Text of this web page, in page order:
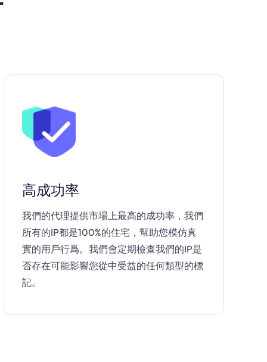
高成功率
我們的代理提供市場上最高的成功率，我們
所有的IP都是100%的住宅，幫助您模仿真
實的用戶行爲。我們會定期檢查我們的IP是
否存在可能影響您從中受益的任何類型的標
記。